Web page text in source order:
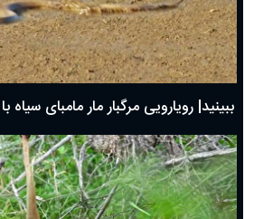
ببینید| رویارویی مرگبار مار مامبای سیاه